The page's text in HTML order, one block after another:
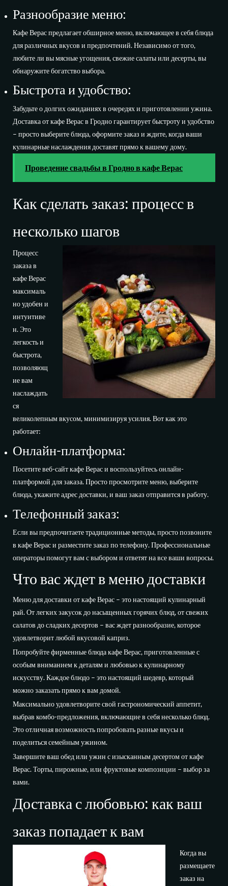
Разнообразие меню:
Кафе Верас предлагает обширное меню, включающее в себя блюда
для различных вкусов и предпочтений. Независимо от того,
любите ли вы мясные угощения, свежие салаты или десерты, вы
обнаружите богатство выбора.
Быстрота и удобство:
Забудьте о долгих ожиданиях в очередях и приготовлении ужина.
Доставка от кафе Верас в Гродно гарантирует быстроту и удобство
– просто выберите блюда, оформите заказ и ждите, когда ваши
кулинарные наслаждения доставят прямо к вашему дому.
Проведение свадьбы в Гродно в кафе Верас
Как сделать заказ: процесс в
несколько шагов
Процесс
заказа в
кафе Верас
максималь
но удобен и
интуитиве
н. Это
легкость и
быстрота,
позволяющ
ие вам
наслаждать
ся
великолепным вкусом, минимизируя усилия. Вот как это
работает:
Онлайн-платформа:
Посетите веб-сайт кафе Верас и воспользуйтесь онлайн-
платформой для заказа. Просто просмотрите меню, выберите
блюда, укажите адрес доставки, и ваш заказ отправится в работу.
Телефонный заказ:
Если вы предпочитаете традиционные методы, просто позвоните
в кафе Верас и разместите заказ по телефону. Профессиональные
операторы помогут вам с выбором и ответят на все ваши вопросы.
Что вас ждет в меню доставки
Меню для доставки от кафе Верас – это настоящий кулинарный
рай. От легких закусок до насыщенных горячих блюд, от свежих
салатов до сладких десертов – вас ждет разнообразие, которое
удовлетворит любой вкусовой каприз.
Попробуйте фирменные блюда кафе Верас, приготовленные с
особым вниманием к деталям и любовью к кулинарному
искусству. Каждое блюдо – это настоящий шедевр, который
можно заказать прямо к вам домой.
Максимально удовлетворите свой гастрономический аппетит,
выбрав комбо-предложения, включающие в себя несколько блюд.
Это отличная возможность попробовать разные вкусы и
поделиться семейным ужином.
Завершите ваш обед или ужин с изысканным десертом от кафе
Верас. Торты, пирожные, или фруктовые композиции – выбор за
вами.
Доставка с любовью: как ваш
заказ попадает к вам
Когда вы
размещаете
заказ на